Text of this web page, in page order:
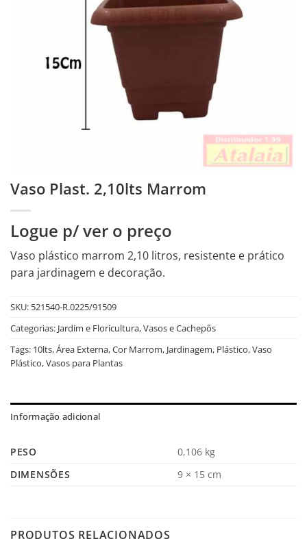
Vaso Plast. 2,10lts Marrom
Logue p/ ver o preço
Vaso plástico marrom 2,10 litros, resistente e prático
para jardinagem e decoração.
SKU: 521540-R.0225/91509
Categorias: Jardim e Floricultura,Vasos e Cachepôs
Tags: 10lts,Área Externa,Cor Marrom, Jardinagem, Plástico,Vaso
Plástico,Vasos para Plantas
Informação adicional
PESO
0,106 kg
DIMENSÕES
9 × 15 cm
PRODUTOS RELACIONADOS